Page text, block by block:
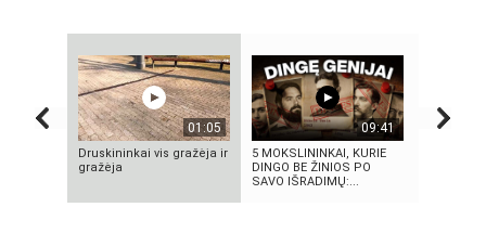
01:05
Druskininkai vis gražėja ir
gražėja
09:41
5 MOKSLININKAI, KURIE
DINGO BE ŽINIOS PO
SAVO IŠRADIMŲ:...